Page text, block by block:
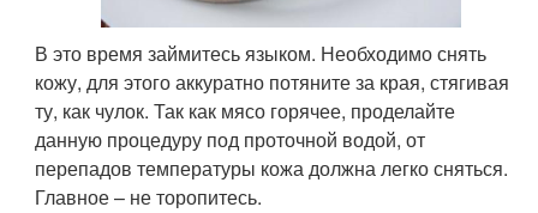
В это время займитесь языком. Необходимо снять
кожу, для этого аккуратно потяните за края, стягивая
ту, как чулок. Так как мясо горячее, проделайте
данную процедуру под проточной водой, от
перепадов температуры кожа должна легко сняться.
Главное – не торопитесь.